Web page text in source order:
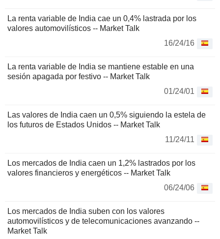
La renta variable de India cae un 0,4% lastrada por los
valores automovilísticos -- Market Talk
16/24/16
La renta variable de India se mantiene estable en una
sesión apagada por festivo -- Market Talk
01/24/01
Las valores de India caen un 0,5% siguiendo la estela de
los futuros de Estados Unidos -- Market Talk
11/24/11
Los mercados de India caen un 1,2% lastrados por los
valores financieros y energéticos -- Market Talk
06/24/06
Los mercados de India suben con los valores
automovilísticos y de telecomunicaciones avanzando --
Market Talk